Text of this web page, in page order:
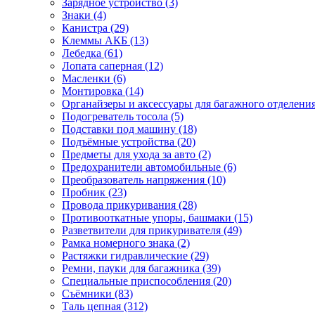
Знаки (4)
Канистра (29)
Клеммы АКБ (13)
Лебедка (61)
Лопата саперная (12)
Масленки (6)
Монтировка (14)
Органайзеры и аксессуары для багажного
Подогреватель тосола (5)
Подставки под машину (18)
Подъёмные устройства (20)
Предметы для ухода за авто (2)
Предохранители автомобильные (6)
Преобразователь напряжения (10)
Пробник (23)
Провода прикуривания (28)
Противооткатные упоры, башмаки (15)
Разветвители для прикуривателя (49)
Рамка номерного знака (2)
Растяжки гидравлические (29)
Ремни, пауки для багажника (39)
Специальные приспособления (20)
Съёмники (83)
Таль цепная (312)